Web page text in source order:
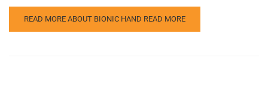
READ MORE ABOUT BIONIC HAND READ MORE